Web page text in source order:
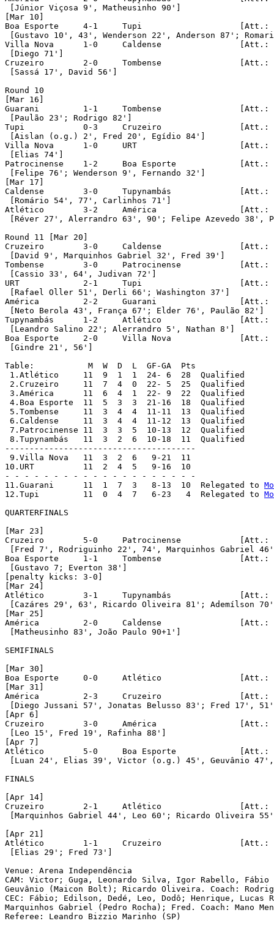
[Júnior Viçosa 9', Matheusinho 90']
[Mar 10]
Boa Esporte	4-1	Tupi			[Att.: 989]
[Gustavo 10', 43', Wenderson 22', Anderson 87';
Villa Nova	1-0	Caldense		[Att.: 1,181]
[Diego 71']
Cruzeiro	2-0	Tombense		[Att.: 11,756]
[Sassá 17', David 56']
Round 10
[Mar 16]
Guarani		1-1	Tombense		[Att.: 2,046]
[Paulão 23'; Rodrigo 82']
Tupi		0-3	Cruzeiro		[Att.: 4,330]
[Aislan (o.g.) 2', Fred 20', Egídio 84']
Villa Nova	1-0	URT			[Att.: 1,546]
[Elias 74']
Patrocinense	1-2	Boa Esporte		[Att.: 1,785]
[Felipe 76'; Wenderson 9', Fernando 32']
[Mar 17]
Caldense	3-0	Tupynambás		[Att.: 2,259]
[Romário 54', 77', Carlinhos 71']
Atlético	3-2	América			[Att.: 43,137]
[Réver 27', Alerrandro 63', 90'; Felipe Azevedo 38',
Round 11 [Mar 20]
Cruzeiro	3-0	Caldense		[Att.: 7,823]
[David 9', Marquinhos Gabriel 32', Fred 39']
Tombense	3-0	Patrocinense		[Att.: 806]
[Cassio 33', 64', Judivan 72']
URT		2-1	Tupi			[Att.: 1,471]
[Rafael Oller 51', Derli 66'; Washington 37']
América		2-2	Guarani			[Att.: 1,829]
[Neto Berola 43', França 67'; Elder 76', Paulão 82']
Tupynambás	1-2	Atlético		[Att.: 2,319]
[Leandro Salino 22'; Alerrandro 5', Nathan 8']
Boa Esporte	2-0	Villa Nova		[Att.: 601]
[Gindre 21', 56']
Table:		 M  W  D  L  GF-GA  Pts
1.Atlético	11  9  1  1  24- 6  28  Qualified
2.Cruzeiro	11  7  4  0  22- 5  25  Qualified
3.América	11  6  4  1  22- 9  22  Qualified
4.Boa Esporte	11  5  3  3  21-16  18  Qualified
5.Tombense	11  3  4  4  11-11  13  Qualified
6.Caldense	11  3  4  4  11-12  13  Qualified
7.Patrocinense	11  3  3  5  10-13  12  Qualified
8.Tupynambás	11  3  2  6  10-18  11  Qualified
---------------------------------------
9.Villa Nova	11  3  2  6   9-21  11
10.URT		11  2  4  5   9-16  10
- - - - - - - - - - - - - - - - - - - -
11.Guarani	11  1  7  3   8-13  10  Relegated to
12.Tupi		11  0  4  7   6-23   4  Relegated to
QUARTERFINALS
[Mar 23]
Cruzeiro	5-0	Patrocinense		[Att.: 19,398]
[Fred 7', Rodriguinho 22', 74', Marquinhos Gabriel
Boa Esporte	1-1	Tombense		[Att.: 822]
[Gustavo 7; Everton 38']
[penalty kicks: 3-0]
[Mar 24]
Atlético	3-1	Tupynambás		[Att.: 46,924]
[Cazáres 29', 63', Ricardo Oliveira 81'; Ademílson
[Mar 25]
América		2-0	Caldense		[Att.: 2,267]
[Matheusinho 83', João Paulo 90+1']
SEMIFINALS
[Mar 30]
Boa Esporte	0-0	Atlético		[Att.: 7,230]
[Mar 31]
América		2-3	Cruzeiro		[Att.: 6,746]
[Diego Jussani 57', Jonatas Belusso 83'; Fred 17',
[Apr 6]
Cruzeiro	3-0	América			[Att.: 31,706]
[Leo 15', Fred 19', Rafinha 88']
[Apr 7]
Atlético	5-0	Boa Esporte		[Att.: 44,981]
[Luan 24', Elias 39', Victor (o.g.) 45', Geuvânio
FINALS
[Apr 14]
Cruzeiro	2-1	Atlético		[Att.: 44,650]
[Marquinhos Gabriel 44', Leo 60'; Ricardo Oliveira
[Apr 21]
Atlético	1-1	Cruzeiro		[Att.: 21,862]
[Elias 29'; Fred 73']
Venue: Arena Independência
CAM: Victor; Guga, Leonardo Silva, Igor Rabello,
Geuvânio (Maicon Bolt); Ricardo Oliveira. Coach:
CEC: Fábio; Edilson, Dedé, Leo, Dodô; Henrique, Lucas
Marquinhos Gabriel (Pedro Rocha); Fred. Coach: Mano
Referee: Leandro Bizzio Marinho (SP)